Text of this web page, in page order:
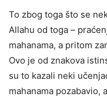
To zbog toga što se
Allahu od toga –
mahanama, a pritom
Ovo je od znakova
su to kazali neki
mahanama pozabavio,